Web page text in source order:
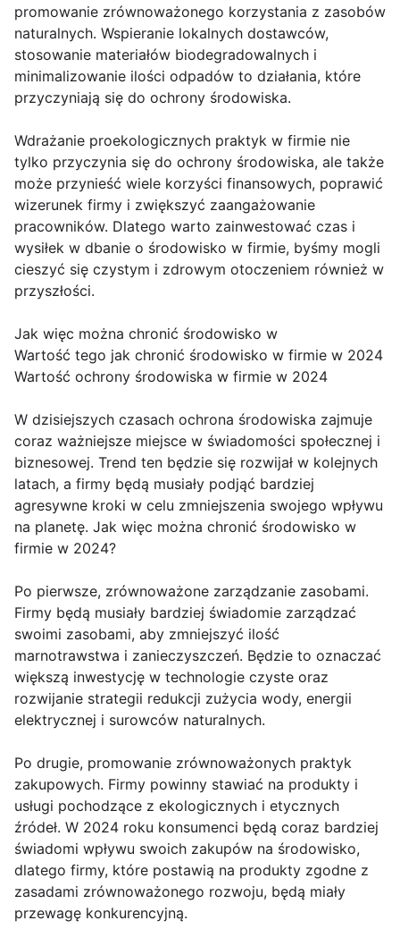
promowanie zrównoważonego korzystania z zasobów
naturalnych. Wspieranie lokalnych dostawców,
stosowanie materiałów biodegradowalnych i
minimalizowanie ilości odpadów to działania, które
przyczyniają się do ochrony środowiska.
Wdrażanie proekologicznych praktyk w firmie nie
tylko przyczynia się do ochrony środowiska, ale także
może przynieść wiele korzyści finansowych, poprawić
wizerunek firmy i zwiększyć zaangażowanie
pracowników. Dlatego warto zainwestować czas i
wysiłek w dbanie o środowisko w firmie, byśmy mogli
cieszyć się czystym i zdrowym otoczeniem również w
przyszłości.
Jak więc można chronić środowisko w
Wartość tego jak chronić środowisko w firmie w 2024
Wartość ochrony środowiska w firmie w 2024
W dzisiejszych czasach ochrona środowiska zajmuje
coraz ważniejsze miejsce w świadomości społecznej i
biznesowej. Trend ten będzie się rozwijał w kolejnych
latach, a firmy będą musiały podjąć bardziej
agresywne kroki w celu zmniejszenia swojego wpływu
na planetę. Jak więc można chronić środowisko w
firmie w 2024?
Po pierwsze, zrównoważone zarządzanie zasobami.
Firmy będą musiały bardziej świadomie zarządzać
swoimi zasobami, aby zmniejszyć ilość
marnotrawstwa i zanieczyszczeń. Będzie to oznaczać
większą inwestycję w technologie czyste oraz
rozwijanie strategii redukcji zużycia wody, energii
elektrycznej i surowców naturalnych.
Po drugie, promowanie zrównoważonych praktyk
zakupowych. Firmy powinny stawiać na produkty i
usługi pochodzące z ekologicznych i etycznych
źródeł. W 2024 roku konsumenci będą coraz bardziej
świadomi wpływu swoich zakupów na środowisko,
dlatego firmy, które postawią na produkty zgodne z
zasadami zrównoważonego rozwoju, będą miały
przewagę konkurencyjną.